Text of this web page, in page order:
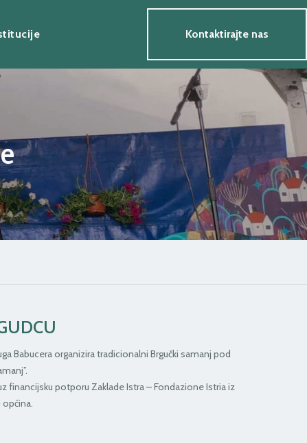
Kontaktirajte nas
Babucera organizira tradicionalni Brgučki samanj pod
financijsku potporu Zaklade Istra – Fondazione Istria iz
općina.